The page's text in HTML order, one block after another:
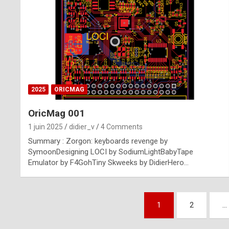
2025 ORICMAG
OricMag 001
1 juin 2025 didier_v 4 Comments
Summary : Zorgon: keyboards revenge by
SymoonDesigning LOCI by SodiumLightBabyTape
Emulator by F4GohTiny Skweeks by DidierHero…
1 2 …